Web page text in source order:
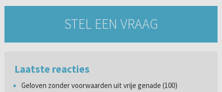
STEL EEN VRAAG
Laatste reacties
Geloven zonder voorwaarden uit vrije genade (100)